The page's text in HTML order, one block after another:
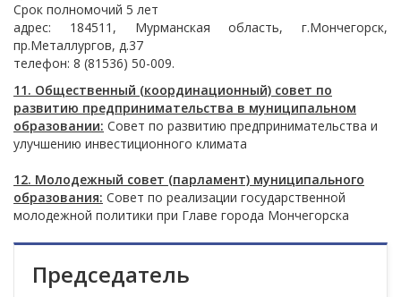
Срок полномочий 5 лет
адрес: 184511, Мурманская область, г.Мончегорск,
пр.Металлургов, д.37
телефон: 8 (81536) 50-009.
11. Общественный (координационный) совет по
развитию предпринимательства в муниципальном
образовании: Совет по развитию предпринимательства и
улучшению инвестиционного климата
12. Молодежный совет (парламент) муниципального
образования: Совет по реализации государственной
молодежной политики при Главе города Мончегорска
Председатель